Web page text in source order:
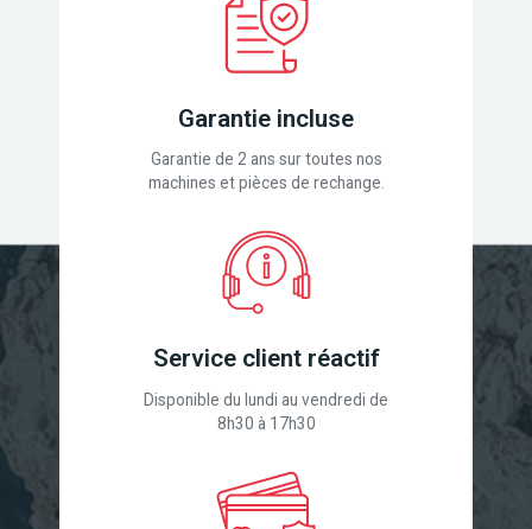
Garantie incluse
Garantie de 2 ans sur toutes nos
machines et pièces de rechange.
Service client réactif
Disponible du lundi au vendredi de
8h30 à 17h30